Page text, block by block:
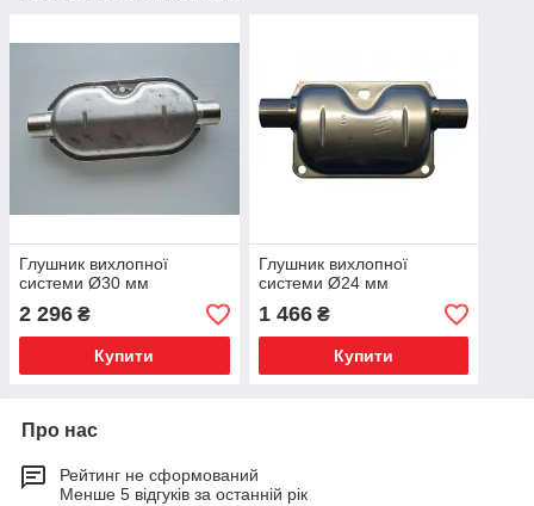
Глушник вихлопної
системи Ø30 мм
2 296 ₴
Купити
Глушник вихлопної
системи Ø24 мм
1 466₴
Купити
Про нас
Рейтинг не сформований
Менше 5 відгуків за останній рік